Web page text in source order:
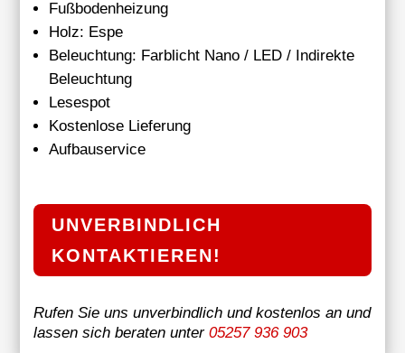
Fußbodenheizung
Holz: Espe
Beleuchtung: Farblicht Nano / LED / Indirekte
Beleuchtung
Lesespot
Kostenlose Lieferung
Aufbauservice
UNVERBINDLICH
KONTAKTIEREN!
Rufen Sie uns unverbindlich und kostenlos an und
lassen sich beraten unter05257 936 903